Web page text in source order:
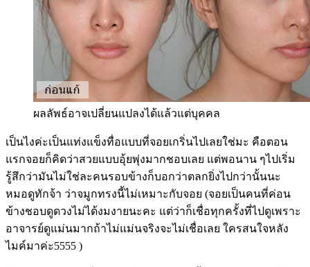
ผลลัพธ์อาจเปลี่ยนแปลงได้แล้วแต่บุคคล
เป็นไงค่ะเป็นแท่งแข็งทื่อแบบที่จอยเกริ่นไปเลยใช่มะ คือตอน
แรกจอยก็คิดว่าสวยแบบอุ้ยพุ่งมากชอบเลย แต่พอนาน ๆไปเริ่ม
รู้สึกว่ามันไม่ใช่ละคนรอบข้างก็บอกว่าตลกยิ่งไปกว่านั้นนะ
หมอดูทักจ้า ว่าจมูกทรงนี้ไม่เหมาะกับจอย (จอยเป็นคนที่ค่อน
ข้างชอบดูดวงไม่ได้งมงายนะคะ แต่ว่าก็เชื่อทุกครั้งที่ไปดูเพราะ
อาจารย์ดูแม่นมากถ้าไม่แม่นจริงจะไม่เชื่อเลย ใครสนใจหลัง
ไมค์มาค่ะ5555 )